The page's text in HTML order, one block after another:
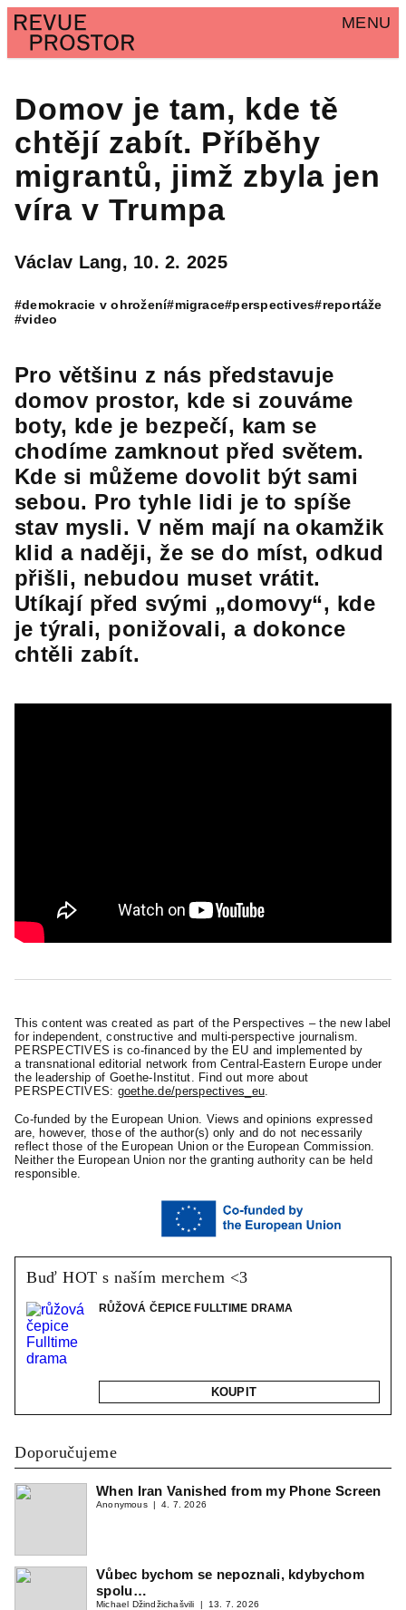
MENU
Domov je tam, kde tě
chtějí zabít. Příběhy
migrantů, jimž zbyla jen
víra v Trumpa
Václav Lang, 10. 2. 2025
#demokracie v ohrožení#migrace#perspectives#reportáže
#video
Pro většinu z nás představuje
domov prostor, kde si zouváme
boty, kde je bezpečí, kam se
chodíme zamknout před světem.
Kde si můžeme dovolit být sami
sebou. Pro tyhle lidi je to spíše
stav mysli. V něm mají na okamžik
klid a naději, že se do míst, odkud
přišli, nebudou muset vrátit.
Utíkají před svými „domovy“, kde
je týrali, ponižovali, a dokonce
chtěli zabít.
This content was created as part of the Perspectives – the new label
for independent, constructive and multi-perspective journalism.
PERSPECTIVES is co-financed by the EU and implemented by
a transnational editorial network from Central-Eastern Europe under
the leadership of Goethe-Institut. Find out more about
PERSPECTIVES: goethe.de/perspectives_eu.
Co-funded by the European Union. Views and opinions expressed
are, however, those of the author(s) only and do not necessarily
reflect those of the European Union or the European Commission.
Neither the European Union nor the granting authority can be held
responsible.
Buď HOT s naším merchem <3
RŮŽOVÁ ČEPICE FULLTIME DRAMA
KOUPIT
Doporučujeme
When Iran Vanished from my Phone Screen
Anonymous 4. 7. 2026
Vůbec bychom se nepoznali, kdybychom
spolu…
Michael Džindžichašvili 13. 7. 2026